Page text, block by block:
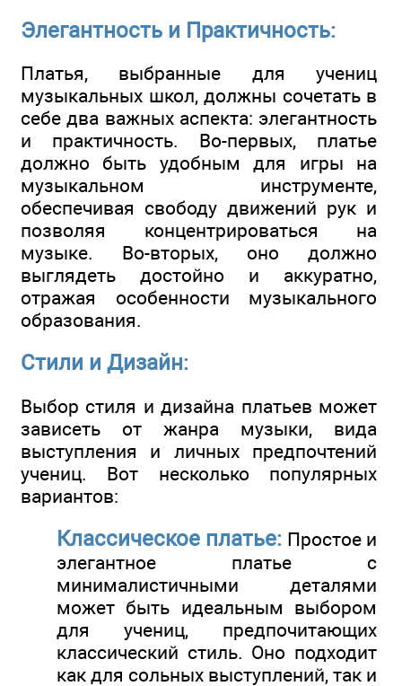
Элегантность и Практичность:
Платья, выбранные для учениц
музыкальных школ, должны сочетать в
себе два важных аспекта: элегантность
и практичность. Во-первых, платье
должно быть удобным для игры на
музыкальном инструменте,
обеспечивая свободу движений рук и
позволяя концентрироваться на
музыке. Во-вторых, оно должно
выглядеть достойно и аккуратно,
отражая особенности музыкального
образования.
Стили и Дизайн:
Выбор стиля и дизайна платьев может
зависеть от жанра музыки, вида
выступления и личных предпочтений
учениц. Вот несколько популярных
вариантов:
Классическое платье: Простое и
элегантное платье с
минималистичными деталями
может быть идеальным выбором
для учениц, предпочитающих
классический стиль. Оно подходит
как для сольных выступлений, так и